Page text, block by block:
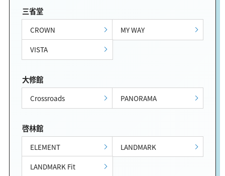
三省堂
CROWN
MY WAY
VISTA
大修館
Crossroads PANORAMA
啓林館
ELEMENT
LANDMARK
LANDMARK Fit